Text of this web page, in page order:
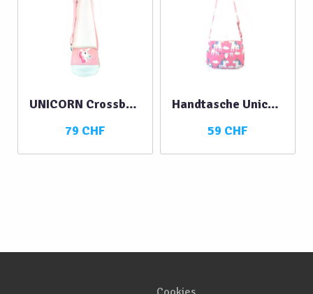
UNICORN Crossbody multicolor
79 CHF
Handtasche Unicorns pink
59 CHF